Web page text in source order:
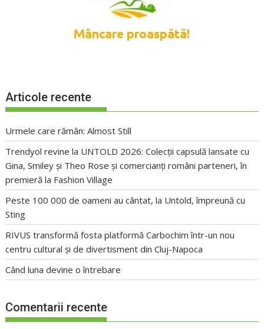
Articole recente
Urmele care rămân: Almost Still
Trendyol revine la UNTOLD 2026: Colecții capsulă lansate cu
Gina, Smiley și Theo Rose și comercianți români parteneri, în
premieră la Fashion Village
Peste 100 000 de oameni au cântat, la Untold, împreună cu
Sting
RIVUS transformă fosta platformă Carbochim într-un nou
centru cultural și de divertisment din Cluj-Napoca
Când luna devine o întrebare
Comentarii recente